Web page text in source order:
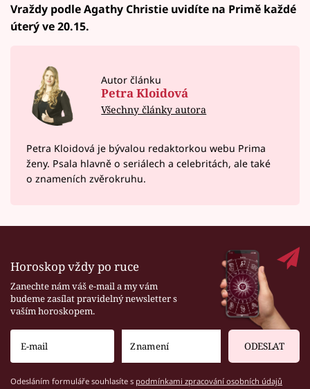
Vraždy podle Agathy Christie uvidíte na Primě každé
úterý ve 20.15.
Autor článku
Petra Kloidová
Všechny články autora
Petra Kloidová je bývalou redaktorkou webu Prima
ženy. Psala hlavně o seriálech a celebritách, ale také
o znameních zvěrokruhu.
Horoskop vždy po ruce
Zanechte nám váš e-mail a my vám
budeme zasílat pravidelný newsletter s
vaším horoskopem.
ODESLAT
Odesláním formuláře souhlasíte s podmínkami zpracování osobních údajů